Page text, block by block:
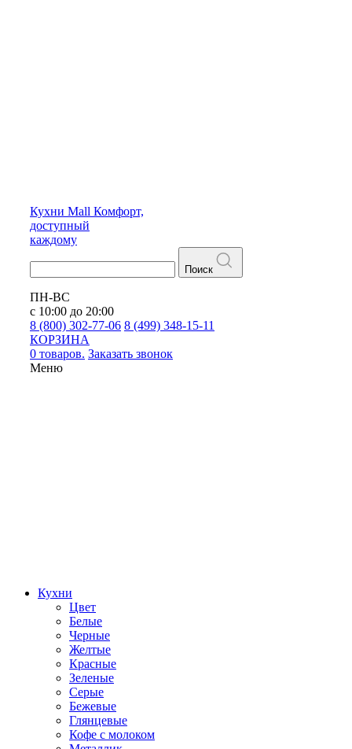
Кухни Mall Комфорт,
доступный
каждому
Поиск
ПН-ВС
с 10:00 до 20:00
8 (800) 302-77-06 8 (499) 348-15-11
КОРЗИНА
0 товаров. Заказать звонок
Меню
Кухни
Цвет
Белые
Черные
Желтые
Красные
Зеленые
Серые
Бежевые
Глянцевые
Кофе с молоком